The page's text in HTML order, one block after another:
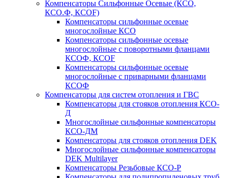
Компенсаторы Сильфонные Осевые (КСО,
КСО.Ф, КСОF)
Компенсаторы сильфонные осевые
многослойные КСО
Компенсаторы сильфонные осевые
многослойные с поворотными фланцами
КСОФ, КСОF
Компенсаторы сильфонные осевые
многослойные с приварными фланцами
КСОФ
Компенсаторы для систем отопления и ГВС
Компенсаторы для стояков отопления КСО-
Д
Многослойные сильфонные компенсаторы
КСО-ДМ
Компенсаторы для стояков отопления DEK
Многослойные сильфонные компенсаторы
DEK Multilayer
Компенсаторы Резьбовые КСО-Р